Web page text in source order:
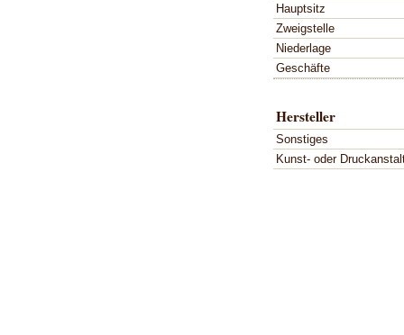
Hauptsitz
Zweigstelle
Niederlage
Geschäfte
Hersteller
Sonstiges
Kunst- oder